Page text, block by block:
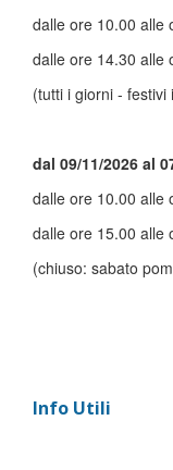
dalle ore 10.00 alle
dalle ore 14.30 alle
(tutti i giorni - festivi
dal 09/11/2026 al
dalle ore 10.00 alle
dalle ore 15.00 alle
(chiuso: sabato
Info Utili